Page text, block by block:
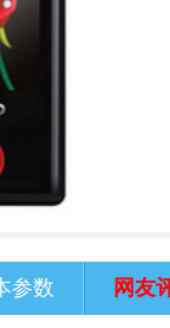
参数 网友